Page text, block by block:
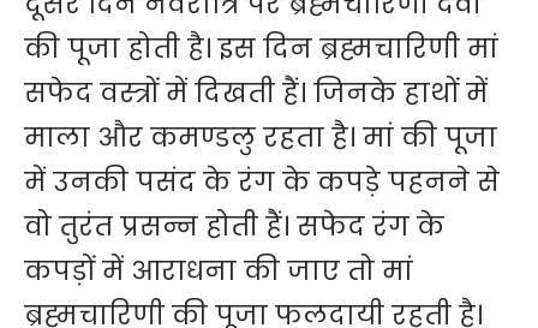
की पूजा होती है। इस दिन ब्रह्मचारिणी मां
सफेद वस्त्रों में दिखती हैं। जिनके हाथों में
माला और कमण्डलु रहता है। मां की पूजा
में उनकी पसंद के रंग के कपड़े पहनने से
वो तुरंत प्रसन्न होती हैं। सफेद रंग के
कपड़ों में आराधना की जाए तो मां
ब्रह्मचारिणी की पूजा फलदायी रहती है।